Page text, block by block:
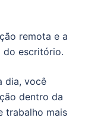
remota e a
do escritório.
dia, você
dentro da
trabalho mais